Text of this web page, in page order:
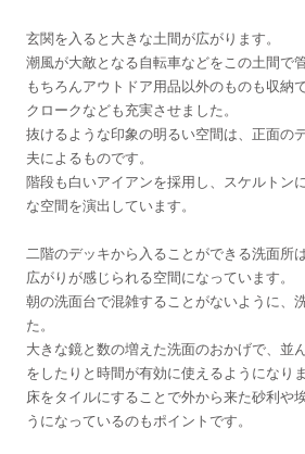
玄関を入ると大きな土間が広がります。
潮風が大敵となる自転車などをこの土間で
もちろんアウトドア用品以外のものも収納
クロークなども充実させました。
抜けるような印象の明るい空間は、正面の
夫によるものです。
階段も白いアイアンを採用し、スケルトン
な空間を演出しています。
二階のデッキから入ることができる洗面所
広がりが感じられる空間になっています。
朝の洗面台で混雑することがないように、
た。
大きな鏡と数の増えた洗面のおかげで、並
をしたりと時間が有効に使えるようになりま
床をタイルにすることで外から来た砂利や
うになっているのもポイントです。